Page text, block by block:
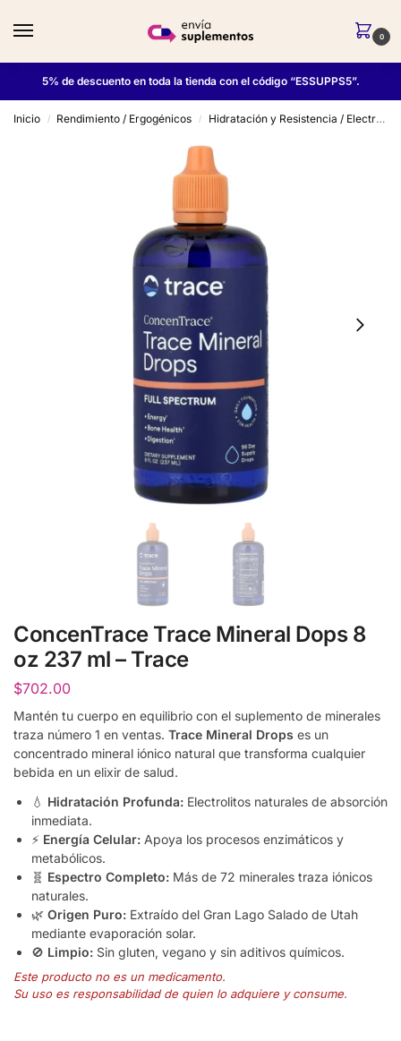
0
5% de descuento en toda la tienda con el código “ESSUPPS5”.
Inicio / Rendimiento / Ergogénicos / Hidratación y Resistencia / Electrolitos
ConcenTrace Trace Mineral Dops 8
oz 237 ml – Trace
$702.00
Mantén tu cuerpo en equilibrio con el suplemento de minerales
traza número 1 en ventas. Trace Mineral Drops es un
concentrado mineral iónico natural que transforma cualquier
bebida en un elixir de salud.
💧 Hidratación Profunda: Electrolitos naturales de absorción
inmediata.
⚡ Energía Celular: Apoya los procesos enzimáticos y
metabólicos.
🧬 Espectro Completo: Más de 72 minerales traza iónicos
naturales.
🌿 Origen Puro: Extraído del Gran Lago Salado de Utah
mediante evaporación solar.
🚫 Limpio: Sin gluten, vegano y sin aditivos químicos.
Este producto no es un medicamento.
Su uso es responsabilidad de quien lo adquiere y consume.